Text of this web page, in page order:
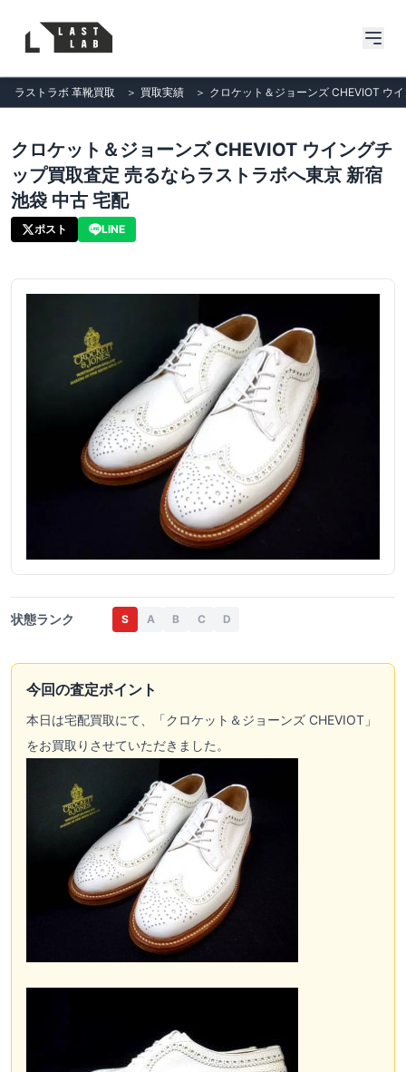
ラストラボ 革靴買取 ＞ 買取実績 ＞ クロケット＆ジョーンズ CHEVIOT ウ
クロケット＆ジョーンズ CHEVIOT ウイングチ
ップ買取査定 売るならラストラボへ東京 新宿
池袋 中古 宅配
ポスト LINE
状態ランク S A B C D
今回の査定ポイント
本日は宅配買取にて、「クロケット＆ジョーンズ CHEVIOT」
をお買取りさせていただきました。